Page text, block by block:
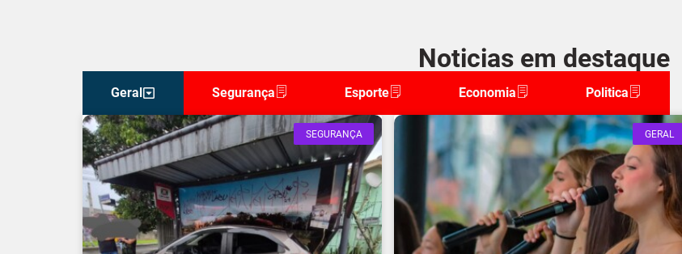
Noticias em destaque
Geral Segurança Esporte Economia Politica
SEGURANÇA GERAL